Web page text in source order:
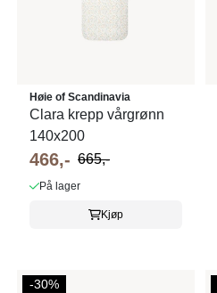
Høie of Scandinavia
Clara krepp vårgrønn
140x200
466,- 665,-
På lager
Kjøp
-30%